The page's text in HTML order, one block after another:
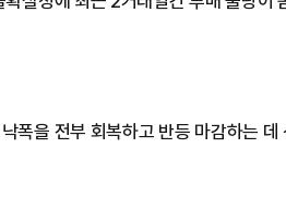
폭을 전부 회복하고 반등 마감하는 데